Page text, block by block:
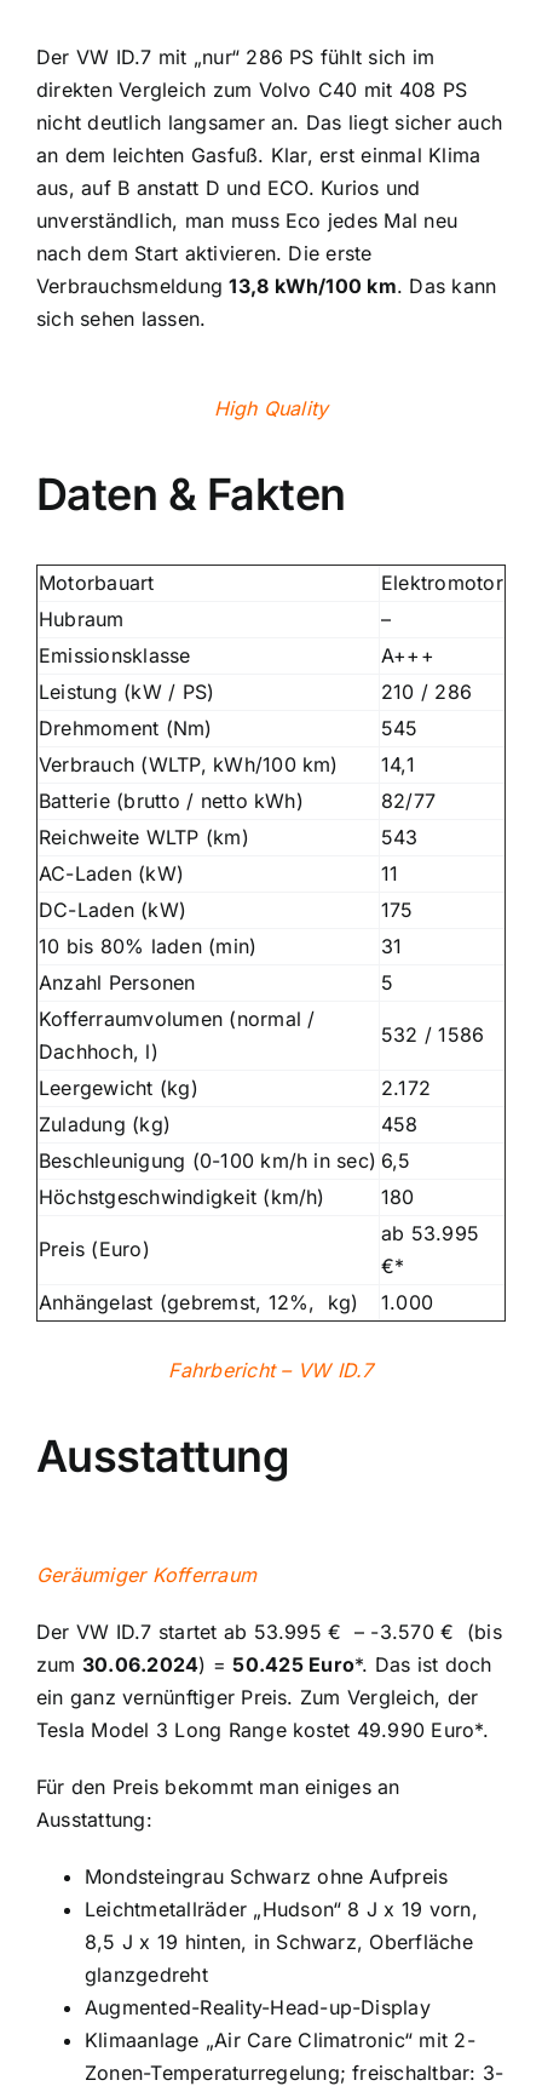
Der VW ID.7 mit „nur“ 286 PS fühlt sich im
direkten Vergleich zum Volvo C40 mit 408 PS
nicht deutlich langsamer an. Das liegt sicher auch
an dem leichten Gasfuß. Klar, erst einmal Klima
aus, auf B anstatt D und ECO. Kurios und
unverständlich, man muss Eco jedes Mal neu
nach dem Start aktivieren. Die erste
Verbrauchsmeldung13,8 kWh/100 km. Das kann
sich sehen lassen.
High Quality
Daten & Fakten
Motorbauart
Elektromotor
Hubraum
–
Emissionsklasse
A+++
Leistung (kW / PS)
210 / 286
Drehmoment (Nm)
545
Verbrauch (WLTP, kWh/100 km)
14,1
Batterie (brutto / netto kWh)
82/77
Reichweite WLTP (km)
543
AC-Laden (kW)
11
DC-Laden (kW)
175
10 bis 80% laden (min)
31
Anzahl Personen
5
Kofferraumvolumen (normal /
Dachhoch, l)
532 / 1586
Leergewicht (kg)
2.172
Zuladung (kg)
458
Beschleunigung (0-100 km/h in sec) 6,5
Höchstgeschwindigkeit (km/h)
180
Preis (Euro)
ab 53.995
€*
Anhängelast (gebremst, 12%, kg)
1.000
Fahrbericht – VW ID.7
Ausstattung
Geräumiger Kofferraum
Der VW ID.7 startet ab 53.995 € – -3.570 € (bis
zum 30.06.2024) =50.425Euro*. Das ist doch
ein ganz vernünftiger Preis. Zum Vergleich, der
Tesla Model 3 Long Range kostet 49.990 Euro*.
Für den Preis bekommt man einiges an
Ausstattung:
Mondsteingrau Schwarz ohne Aufpreis
Leichtmetallräder „Hudson“ 8 J x 19 vorn,
8,5 J x 19 hinten, in Schwarz, Oberfläche
glanzgedreht
Augmented-Reality-Head-up-Display
Klimaanlage „Air Care Climatronic“ mit 2-
Zonen-Temperaturregelung; freischaltbar: 3-